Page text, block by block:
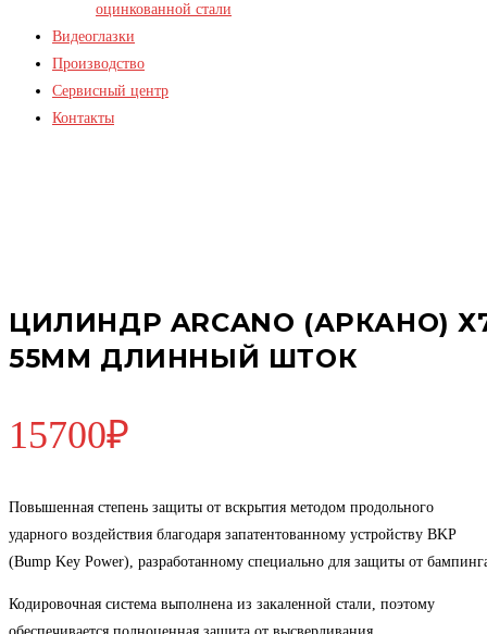
оцинкованной стали
Видеоглазки
Производство
Сервисный центр
Контакты
ЦИЛИНДР ARCANO (АРКАНО)
55ММ ДЛИННЫЙ ШТОК
15700₽
Повышенная степень защиты от вскрытия методом продольного
ударного воздействия благодаря запатентованному устройству BKP
(Bump Key Power), разработанному специально для защиты от
Кодировочная система выполнена из закаленной стали, поэтому